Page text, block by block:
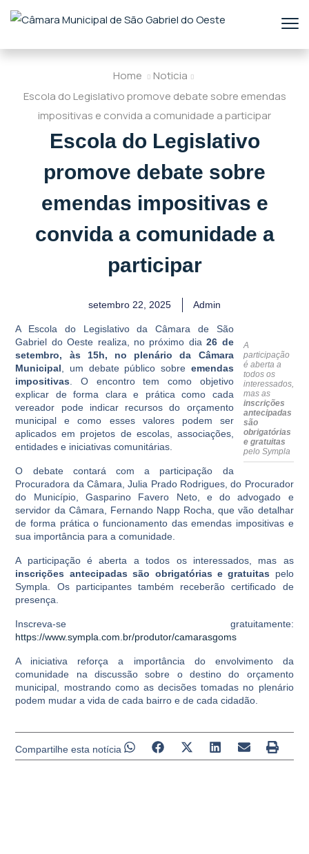
Home
Noticia
Escola do Legislativo promove debate sobre emendas
impositivas e convida a comunidade a participar
Escola do Legislativo
promove debate sobre
emendas impositivas e
convida a comunidade a
participar
setembro 22, 2025 Admin
A
participação
é aberta a
todos os
interessados,
mas as
inscrições
antecipadas
são
obrigatórias
e gratuitas
pelo Sympla
A Escola do Legislativo da Câmara de São
Gabriel do Oeste realiza, no próximo dia26 de
setembro, às 15h, no plenário da Câmara
Municipal , um debate público sobre emendas
impositivas . O encontro tem como objetivo
explicar de forma clara e prática como cada
vereador pode indicar recursos do orçamento
municipal e como esses valores podem ser
aplicados em projetos de escolas, associações,
entidades e iniciativas comunitárias.
O debate contará com a participação da
Procuradora da Câmara, Julia Prado Rodrigues, do Procurador
do Município, Gasparino Favero Neto, e do advogado e
servidor da Câmara, Fernando Napp Rocha, que vão detalhar
de forma prática o funcionamento das emendas impositivas e
sua importância para a comunidade.
A participação é aberta a todos os interessados, mas as
inscrições antecipadas são obrigatórias e gratuitas pelo
Sympla. Os participantes também receberão certificado de
presença.
Inscreva-se gratuitamente:
https://www.sympla.com.br/produtor/camarasgoms
A iniciativa reforça a importância do envolvimento da
comunidade na discussão sobre o destino do orçamento
municipal, mostrando como as decisões tomadas no plenário
podem mudar a vida de cada bairro e de cada cidadão.
Compartilhe esta notícia